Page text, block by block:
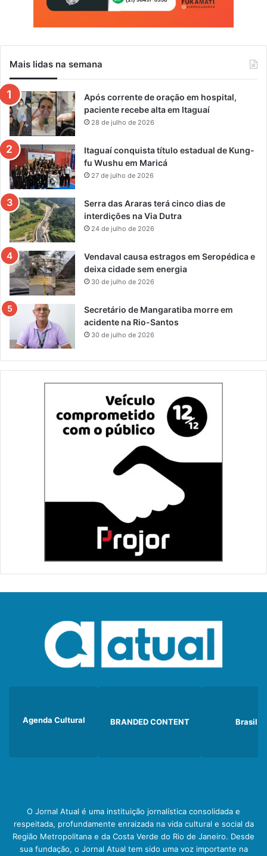
Mais lidas na semana
Após corrente de oração em hospital,
paciente recebe alta em Itaguaí
28 de julho de 2026
Itaguaí conquista título estadual de Kung-
fu Wushu em Maricá
27 de julho de 2026
Serra das Araras terá cinco dias de
interdições na Via Dutra
24 de julho de 2026
Vendaval causa estragos em Seropédica e
deixa cidade sem energia
30 de julho de 2026
Secretário de Mangaratiba morre em
acidente na Rio-Santos
30 de julho de 2026
Agenda Cultural BRANDED CONTENT Brasil
O Jornal Atual é uma instituição jornalística consolidada e
respeitada, profundamente enraizada na vida cultural e social da
Região Metropolitana e da Costa Verde do Rio de Janeiro. Desde
sua fundação, o Jornal Atual tem sido uma voz importante na